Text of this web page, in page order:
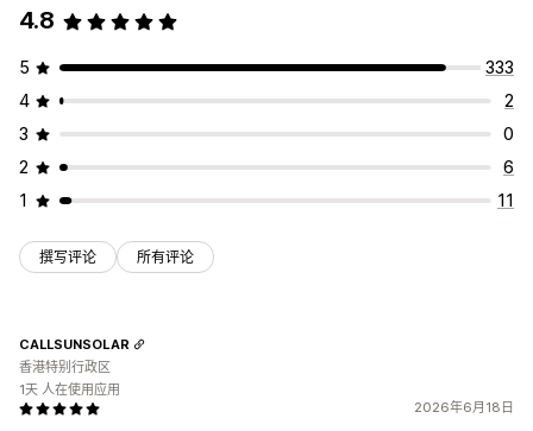
4.8
5
333
4
2
3
0
2
6
1
11
撰写评论 所有评论
2026年6月18日
CALLSUNSOLAR
香港特别行政区
1天 人在使用应用